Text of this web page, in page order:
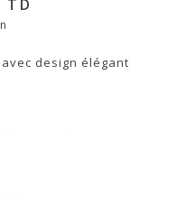
TD
design élégant